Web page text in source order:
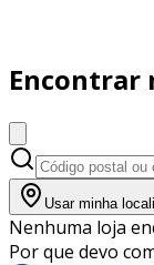
Encontrar
Usar minha
Nenhuma loja
Por que devo